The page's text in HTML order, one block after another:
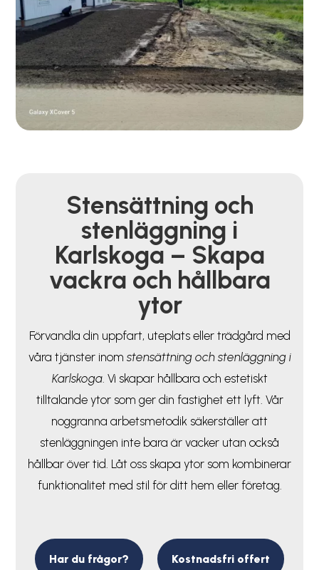
Stensättning och
stenläggning i
Karlskoga – Skapa
vackra och hållbara
ytor
Förvandla din uppfart, uteplats eller trädgård med
våra tjänster inom stensättning och stenläggning i
Karlskoga. Vi skapar hållbara och estetiskt
tilltalande ytor som ger din fastighet ett lyft. Vår
noggranna arbetsmetodik säkerställer att
stenläggningen inte bara är vacker utan också
hållbar över tid. Låt oss skapa ytor som kombinerar
funktionalitet med stil för ditt hem eller företag.
Har du frågor? Kostnadsfri offert